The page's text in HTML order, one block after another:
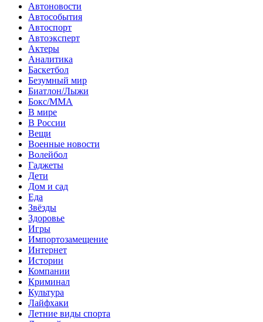
Автоновости
Автособытия
Автоспорт
Автоэксперт
Актеры
Аналитика
Баскетбол
Безумный мир
Биатлон/Лыжи
Бокс/MMA
В мире
В России
Вещи
Военные новости
Волейбол
Гаджеты
Дети
Дом и сад
Еда
Звёзды
Здоровье
Игры
Импортозамещение
Интернет
Истории
Компании
Криминал
Культура
Лайфхаки
Летние виды спорта